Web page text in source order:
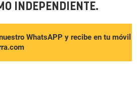
INDEPENDIENTE.
WhatsAPP y recibe en tu móvil